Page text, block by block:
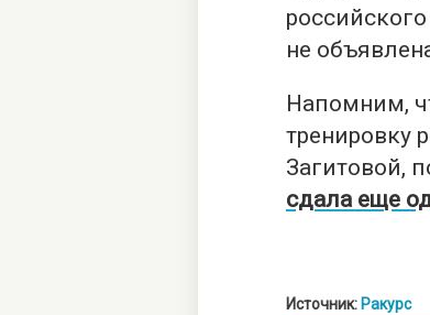
не
Напомним,
тренировку
Загитовой,
сдала еще
Источник: Ракурс